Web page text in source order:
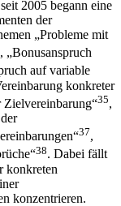
2005 begann eine
der
„Probleme mit
, „Bonusanspruch
auf variable
konkreter
Zielvereinbarung“35,
37,
38. Dabei fällt
konkreten
konzentrieren.